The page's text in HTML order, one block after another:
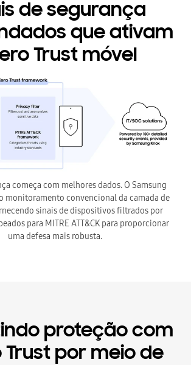
de segurança
que ativam
Trust móvel
começa com melhores dados. O Samsung
monitoramento convencional da camada de
sinais de dispositivos filtrados por
para MITRE ATT&CK para proporcionar
uma defesa mais robusta.
proteção com
Trust por meio de